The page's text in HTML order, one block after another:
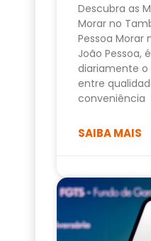
Descubra as
Morar no
Pessoa Morar
João Pessoa,
diariamente
entre
conveniência
SAIBA MAIS